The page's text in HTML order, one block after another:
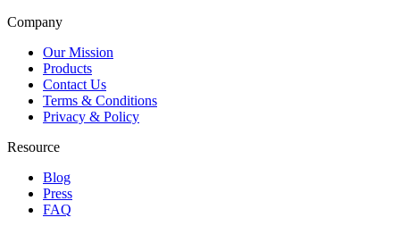
Company
Our Mission
Products
Contact Us
Terms & Conditions
Privacy & Policy
Resource
Blog
Press
FAQ